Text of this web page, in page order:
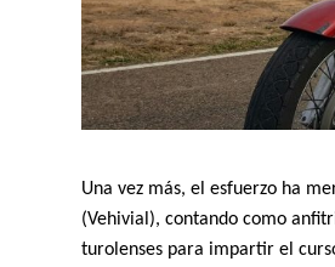
Una vez más, el esfuerzo ha
(Vehivial), contando como
turolenses para impartir el